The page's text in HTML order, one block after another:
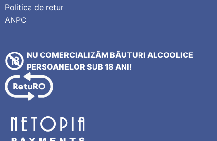
Politica de retur
ANPC
NU COMERCIALIZĂM BĂUTURI ALCOOLICE
PERSOANELOR SUB 18 ANI!